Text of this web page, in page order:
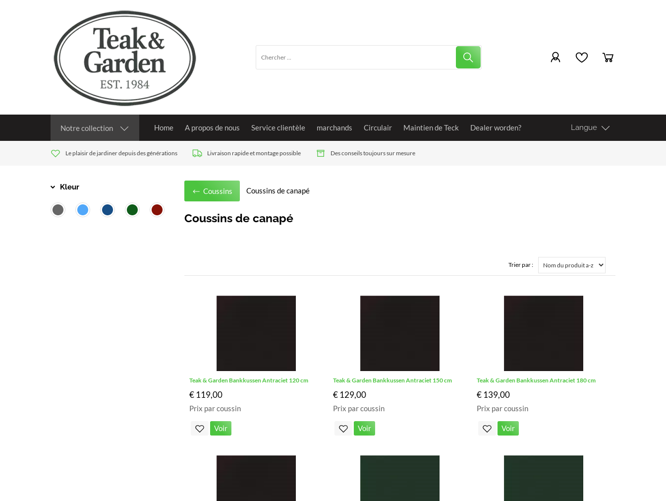
Notre collection Home A propos de nous Service clientèle marchands Circulair Maintien de Teck Dealer worden? Langue
Le plaisir de jardiner depuis des générations Livraison rapide et montage possible Des conseils toujours sur mesure
Kleur Coussins Coussins de canapé
Coussins de canapé
Trier par :
Teak & Garden Bankkussen Antraciet 120 cm
€ 119,00
Prix par coussin
Voir
Teak & Garden Bankkussen Antraciet 150 cm
€ 129,00
Prix par coussin
Voir
Teak & Garden Bankkussen Antraciet 180 cm
€ 139,00
Prix par coussin
Voir